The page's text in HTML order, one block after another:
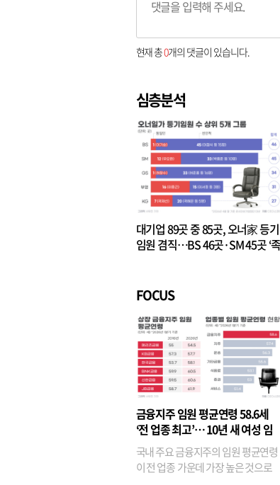
현재 총0개의 댓글이 있습니다.
심층분석
대기업 89곳 중 85곳, 오너家 등기
임원 겸직…BS 46곳·SM 45곳 ‘족
FOCUS
금융지주 임원 평균연령 58.6세
‘전 업종 최고’… 10년 새 여성 임
원은 14배 껑충
국내 주요 금융지주의 임원 평균연령
이 전 업종 가운데 가장 높은 것으로